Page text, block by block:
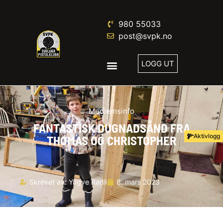
980 55033
post@svpk.no
LOGG UT
Aktivlogg
Medlemsinfo
FANTASTISK DUGNADSÅND FRA
THOMAS OG CHRISTOPHER
Skrevet av:Yngve Rødli 8. mars 2023